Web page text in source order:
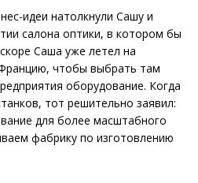
идеи натолкнули Сашу и
салона оптики, в котором бы
Саша уже летел на
чтобы выбрать там
оборудование. Когда
тот решительно заявил:
для более масштабного
фабрику по изготовлению